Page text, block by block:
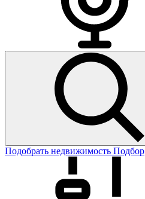
Подобрать недвижимость Подбор